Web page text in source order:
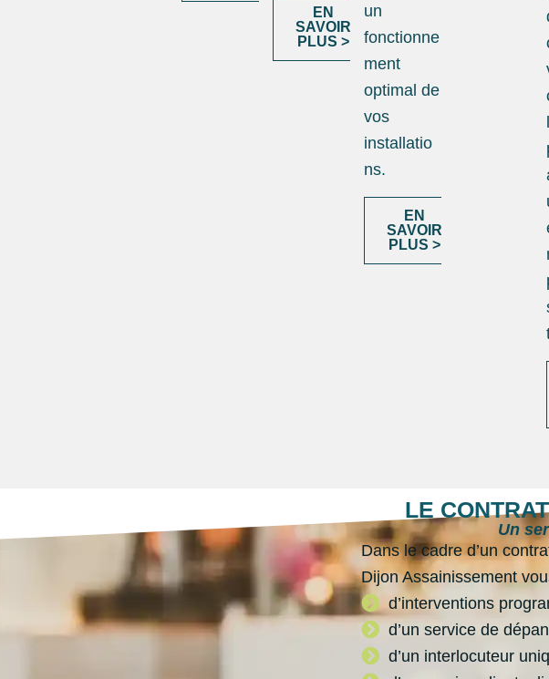
EN
SAVOIR
PLUS >
un
fonctionne
ment
optimal de
vos
installatio
ns.
EN
SAVOIR
PLUS >
LE
Un
Dans le cadre d’un
Dijon Assainissement
d’interventions
d’un service de
d’un interlocuteur